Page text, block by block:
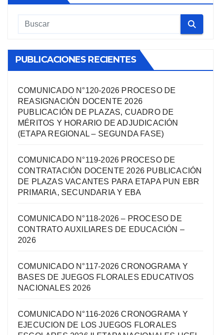
PUBLICACIONES RECIENTES
COMUNICADO N°120-2026 PROCESO DE
REASIGNACIÓN DOCENTE 2026
PUBLICACIÓN DE PLAZAS, CUADRO DE
MÉRITOS Y HORARIO DE ADJUDICACIÓN
(ETAPA REGIONAL – SEGUNDA FASE)
COMUNICADO N°119-2026 PROCESO DE
CONTRATACIÓN DOCENTE 2026 PUBLICACIÓN
DE PLAZAS VACANTES PARA ETAPA PUN EBR
PRIMARIA, SECUNDARIA Y EBA
COMUNICADO N°118-2026 – PROCESO DE
CONTRATO AUXILIARES DE EDUCACIÓN –
2026
COMUNICADO N°117-2026 CRONOGRAMA Y
BASES DE JUEGOS FLORALES EDUCATIVOS
NACIONALES 2026
COMUNICADO N°116-2026 CRONOGRAMA Y
EJECUCION DE LOS JUEGOS FLORALES